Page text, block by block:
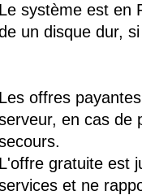
Le système est en
un disque dur,
Les offres
en cas de
L'offre gratuite est
et ne